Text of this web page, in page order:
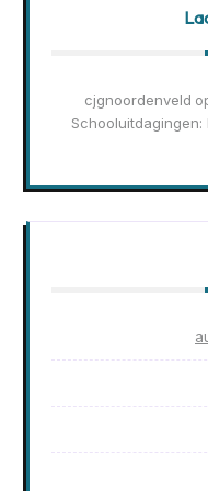
cjgnoordenveld
Schooluitdagingen: